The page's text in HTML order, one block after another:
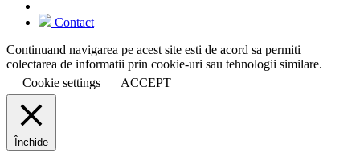
Contact
Continuand navigarea pe acest site esti de acord sa permiti
colectarea de informatii prin cookie-uri sau tehnologii similare.
Cookie settings
ACCEPT
Închide